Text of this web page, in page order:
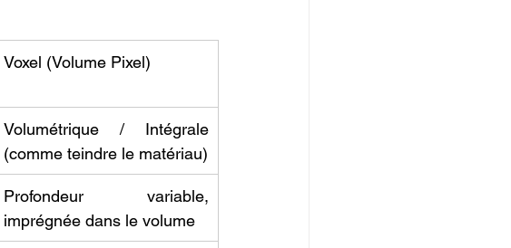
Voxel (Volume Pixel)
Volumétrique / Intégrale
(comme teindre le matériau)
Profondeur variable,
imprégnée dans le volume